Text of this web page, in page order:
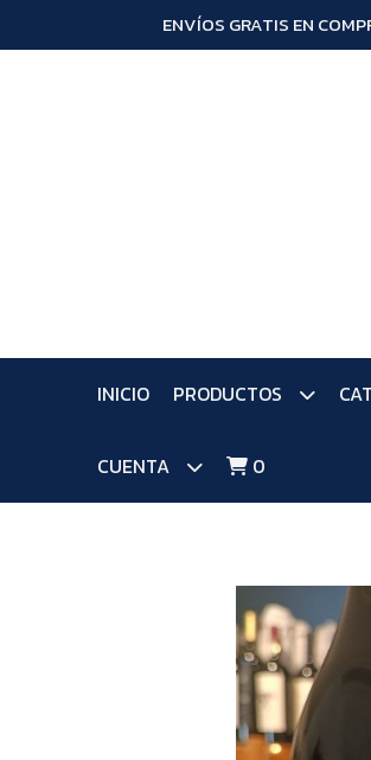
ENVÍOS GRATIS EN
INICIO PRODUCTOS
CUENTA 0